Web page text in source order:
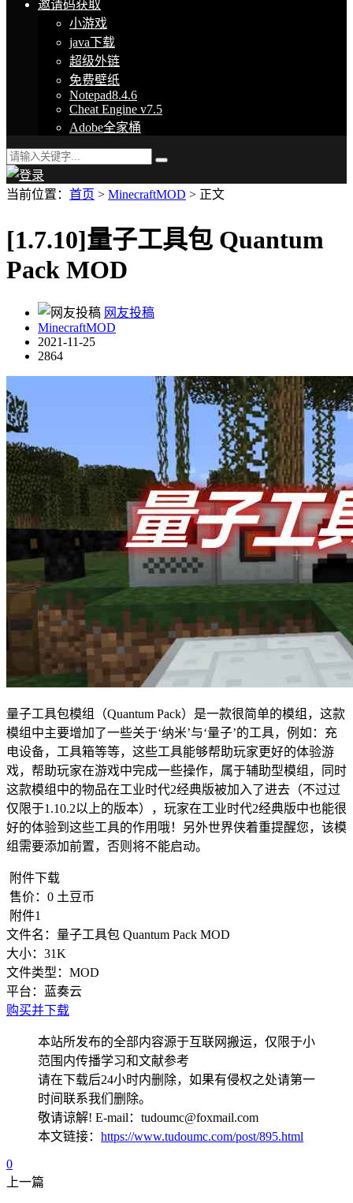
邀请码获取
小游戏
java下载
超级外链
免费壁纸
Notepad8.4.6
Cheat Engine v7.5
Adobe全家桶
当前位置： 首页 > MinecraftMOD > 正文
[1.7.10]量子工具包 Quantum
Pack MOD
网友投稿
MinecraftMOD
2021-11-25
2864
量子工具包模组（Quantum Pack）是一款很简单的模组，这款
模组中主要增加了一些关于‘纳米’与‘量子’的工具，例如：充
电设备，工具箱等等，这些工具能够帮助玩家更好的体验游
戏，帮助玩家在游戏中完成一些操作，属于辅助型模组，同时
这款模组中的物品在工业时代2经典版被加入了进去（不过过
仅限于1.10.2以上的版本），玩家在工业时代2经典版中也能很
好的体验到这些工具的作用哦！另外世界侠着重提醒您，该模
组需要添加前置，否则将不能启动。
附件下载
售价： 0 土豆币
附件1
文件名： 量子工具包 Quantum Pack MOD
大小： 31K
文件类型： MOD
平台：
蓝奏云
购买并下载
本站所发布的全部内容源于互联网搬运，仅限于小
范围内传播学习和文献参考
请在下载后24小时内删除，如果有侵权之处请第一
时间联系我们删除。
敬请谅解! E-mail：tudoumc@foxmail.com
本文链接： https://www.tudoumc.com/post/895.html
0
上一篇